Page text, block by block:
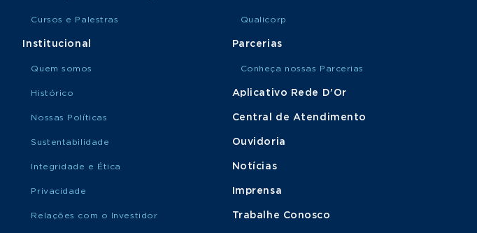
Cursos e Palestras
Institucional
Quem somos
Histórico
Nossas Políticas
Sustentabilidade
Integridade e Ética
Privacidade
Relações com o Investidor
Qualicorp
Parcerias
Conheça nossas Parcerias
Aplicativo Rede D'Or
Central de Atendimento
Ouvidoria
Notícias
Imprensa
Trabalhe Conosco